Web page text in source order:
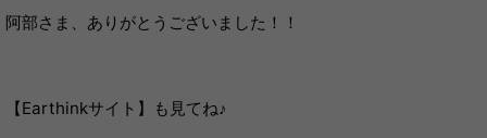
阿部さま、ありがとうございました！！
【Earthinkサイト】も見てね♪